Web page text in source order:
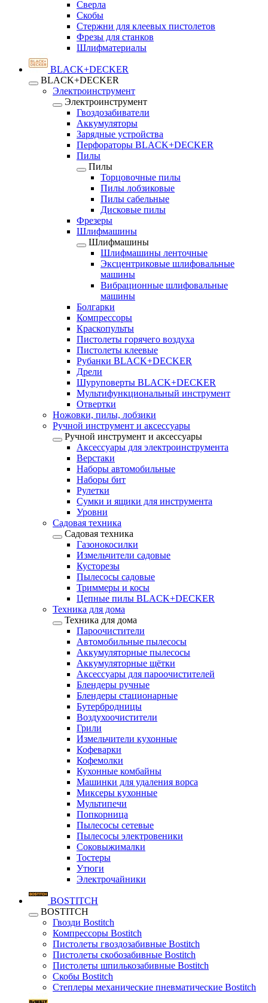
Сверла
Скобы
Стержни для клеевых пистолетов
Фрезы для станков
Шлифматериалы
BLACK+DECKER
BLACK+DECKER
Электроинструмент
Электроинструмент
Гвоздозабиватели
Аккумуляторы
Зарядные устройства
Перфораторы BLACK+DECKER
Пилы
Пилы
Торцовочные пилы
Пилы лобзиковые
Пилы сабельные
Дисковые пилы
Фрезеры
Шлифмашины
Шлифмашины
Шлифмашины ленточные
Эксцентриковые шлифовальные
машины
Вибрационные шлифовальные
машины
Болгарки
Компрессоры
Краскопульты
Пистолеты горячего воздуха
Пистолеты клеевые
Рубанки BLACK+DECKER
Дрели
Шуруповерты BLACK+DECKER
Мультифункциональный инструмент
Отвертки
Ножовки, пилы, лобзики
Ручной инструмент и аксессуары
Ручной инструмент и аксессуары
Аксессуары для электроинструмента
Верстаки
Наборы автомобильные
Наборы бит
Рулетки
Сумки и ящики для инструмента
Уровни
Садовая техника
Садовая техника
Газонокосилки
Измельчители садовые
Кусторезы
Пылесосы садовые
Триммеры и косы
Цепные пилы BLACK+DECKER
Техника для дома
Техника для дома
Пароочистители
Автомобильные пылесосы
Аккумуляторные пылесосы
Аккумуляторные щётки
Аксессуары для пароочистителей
Блендеры ручные
Блендеры стационарные
Бутербродницы
Воздухоочистители
Грили
Измельчители кухонные
Кофеварки
Кофемолки
Кухонные комбайны
Машинки для удаления ворса
Миксеры кухонные
Мультипечи
Попкорница
Пылесосы сетевые
Пылесосы электровеники
Соковыжималки
Тостеры
Утюги
Электрочайники
BOSTITCH
BOSTITCH
Гвозди Bostitch
Компрессоры Bostitch
Пистолеты гвоздозабивные Bostitch
Пистолеты скобозабивные Bostitch
Пистолеты шпилькозабивные Bostitch
Скобы Bostitch
Степлеры механические пневматические Bostitch